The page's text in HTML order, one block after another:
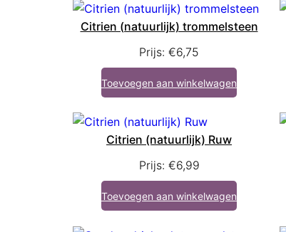
Citrien (natuurlijk) trommelsteen
Prijs: €6,75
Toevoegen aan winkelwagen
Citrien (natuurlijk) Ruw
Prijs: €6,99
Toevoegen aan winkelwagen